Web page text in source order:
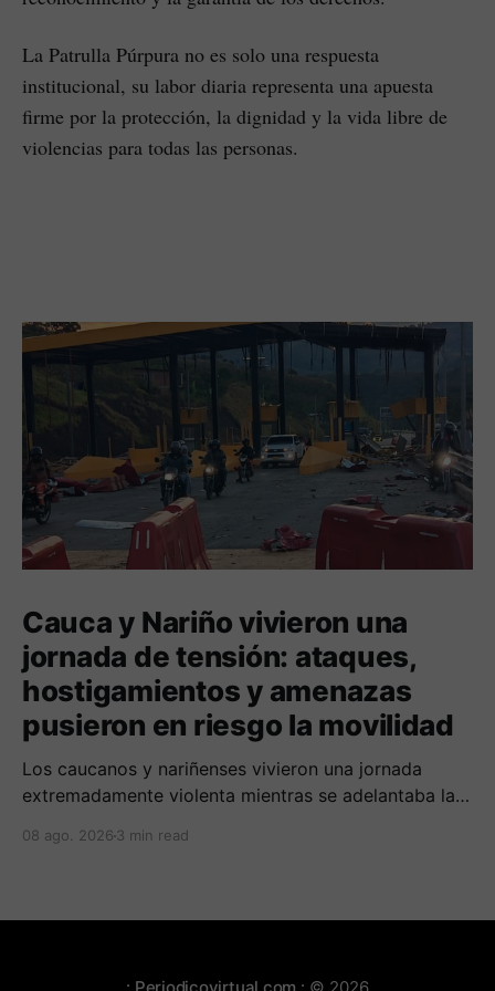
La Patrulla Púrpura no es solo una respuesta
institucional, su labor diaria representa una apuesta
firme por la protección, la dignidad y la vida libre de
violencias para todas las personas.
Cauca y Nariño vivieron una
jornada de tensión: ataques,
hostigamientos y amenazas
pusieron en riesgo la movilidad
Los caucanos y nariñenses vivieron una jornada
extremadamente violenta mientras se adelantaba la
presidente de Colombia.
08 ago. 2026 3 min read